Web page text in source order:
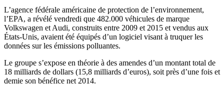
L’agence fédérale américaine de protection de l’environnement,
l’EPA, a révélé vendredi que 482.000 véhicules de marque
Volkswagen et Audi, construits entre 2009 et 2015 et vendus aux
États-Unis, avaient été équipés d’un logiciel visant à truquer les
données sur les émissions polluantes.
Le groupe s’expose en théorie à des amendes d’un montant total de
18 milliards de dollars (15,8 milliards d’euros), soit près d’une fois et
demie son bénéfice net 2014.